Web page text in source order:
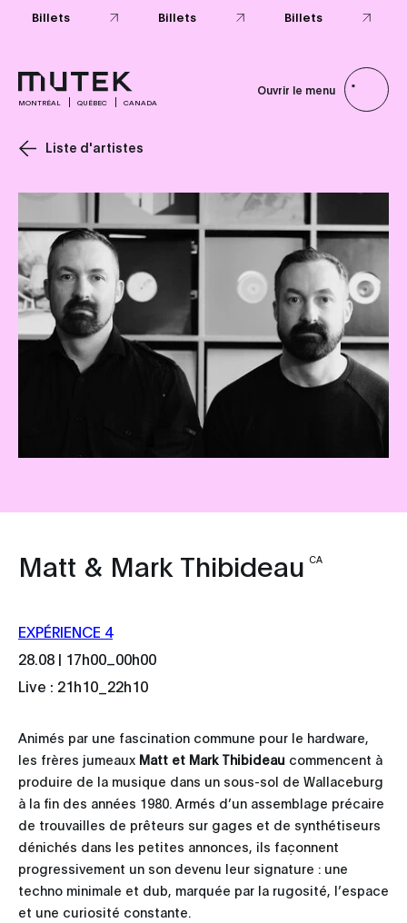
MONTRÉAL QUÉBEC CANADA
Ouvrir le menu
Liste d'artistes
Matt & Mark Thibideau CA
EXPÉRIENCE 4
28.08 | 17h00 00h00
Live : 21h10_22h10
Animés par une fascination commune pour le hardware,
les frères jumeaux Matt et Mark Thibideau commencent à
produire de la musique dans un sous-sol de Wallaceburg
à la fin des années 1980. Armés d’un assemblage précaire
de trouvailles de prêteurs sur gages et de synthétiseurs
dénichés dans les petites annonces, ils façonnent
progressivement un son devenu leur signature : une
techno minimale et dub, marquée par la rugosité, l’espace
et une curiosité constante.